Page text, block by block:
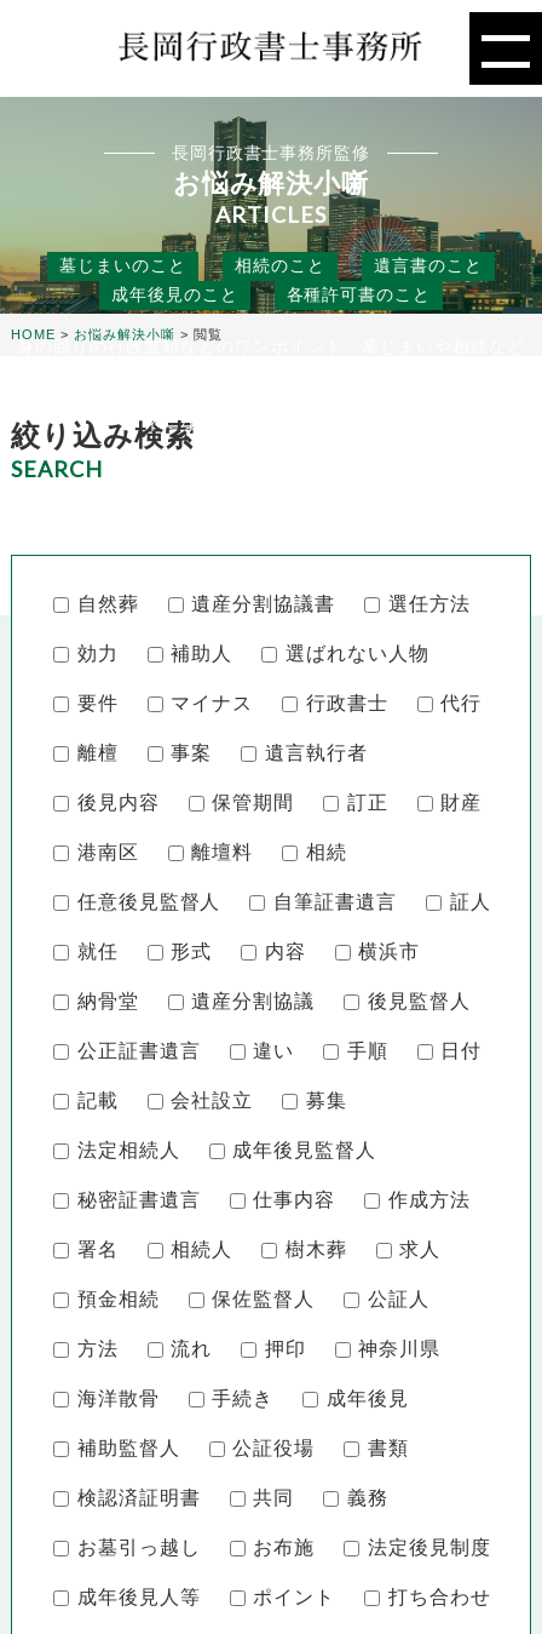
長岡行政書士事務所監修
お悩み解決小噺
ARTICLES
墓じまいのこと 相続のこと
遺言書のこと
成年後見のこと
各種許可書のこと
身の回りの行政書類などのワンポイント、墓じまいや相続など
ネになる小噺をお届けします。
HOME > お悩み解決小噺 > 閲覧
絞り込み検索
SEARCH
自然葬 遺産分割協議書 選任方法
効力 補助人 選ばれない人物
要件 マイナス 行政書士 代行
離檀 事案 遺言執行者
後見内容 保管期間 訂正 財産
港南区 離壇料 相続
任意後見監督人 自筆証書遺言 証人
就任 形式 内容 横浜市
納骨堂 遺産分割協議 後見監督人
公正証書遺言 違い 手順 日付
記載 会社設立 募集
法定相続人 成年後見監督人
秘密証書遺言 仕事内容 作成方法
署名 相続人 樹木葬 求人
預金相続 保佐監督人 公証人
方法 流れ 押印 神奈川県
海洋散骨 手続き 成年後見
補助監督人 公証役場 書類
検認済証明書 共同 義務
お墓引っ越し お布施 法定後見制度
成年後見人等 ポイント 打ち合わせ